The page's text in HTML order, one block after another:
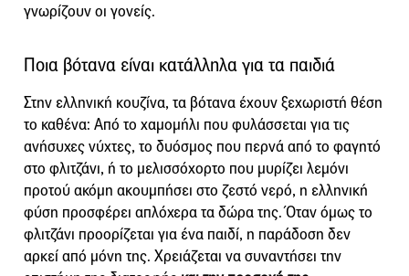
γνωρίζουν οι γονείς.
Ποια βότανα είναι κατάλληλα για τα παιδιά
Στην ελληνική κουζίνα, τα βότανα έχουν ξεχωριστή θέση
το καθένα: Από το χαμομήλι που φυλάσσεται για τις
ανήσυχες νύχτες, το δυόσμος που περνά από το φαγητό
στο φλιτζάνι, ή το μελισσόχορτο που μυρίζει λεμόνι
προτού ακόμη ακουμπήσει στο ζεστό νερό, η ελληνική
φύση προσφέρει απλόχερα τα δώρα της. Όταν όμως το
φλιτζάνι προορίζεται για ένα παιδί, η παράδοση δεν
αρκεί από μόνη της. Χρειάζεται να συναντήσει την